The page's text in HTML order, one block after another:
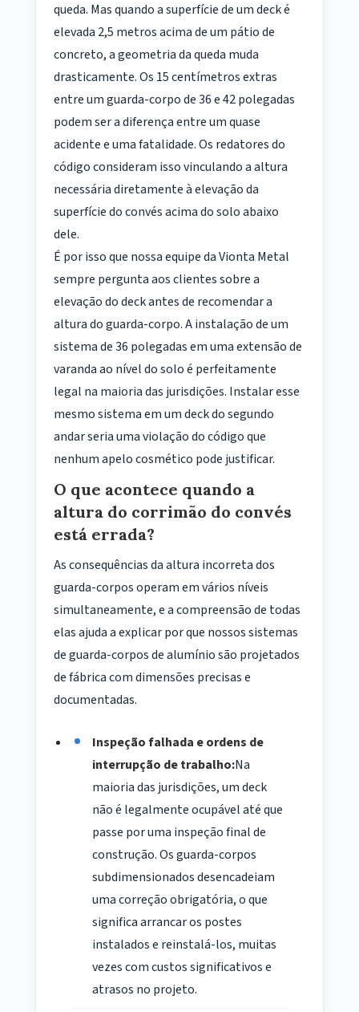
queda. Mas quando a superfície de um deck é
elevada 2,5 metros acima de um pátio de
concreto, a geometria da queda muda
drasticamente. Os 15 centímetros extras
entre um guarda-corpo de 36 e 42 polegadas
podem ser a diferença entre um quase
acidente e uma fatalidade. Os redatores do
código consideram isso vinculando a altura
necessária diretamente à elevação da
superfície do convés acima do solo abaixo
dele.
É por isso que nossa equipe da Vionta Metal
sempre pergunta aos clientes sobre a
elevação do deck antes de recomendar a
altura do guarda-corpo. A instalação de um
sistema de 36 polegadas em uma extensão de
varanda ao nível do solo é perfeitamente
legal na maioria das jurisdições. Instalar esse
mesmo sistema em um deck do segundo
andar seria uma violação do código que
nenhum apelo cosmético pode justificar.
O que acontece quando a
altura do corrimão do convés
está errada?
As consequências da altura incorreta dos
guarda-corpos operam em vários níveis
simultaneamente, e a compreensão de todas
elas ajuda a explicar por que nossos sistemas
de guarda-corpos de alumínio são projetados
de fábrica com dimensões precisas e
documentadas.
Inspeção falhada e ordens de
interrupção de trabalho:Na
maioria das jurisdições, um deck
não é legalmente ocupável até que
passe por uma inspeção final de
construção. Os guarda-corpos
subdimensionados desencadeiam
uma correção obrigatória, o que
significa arrancar os postes
instalados e reinstalá-los, muitas
vezes com custos significativos e
atrasos no projeto.